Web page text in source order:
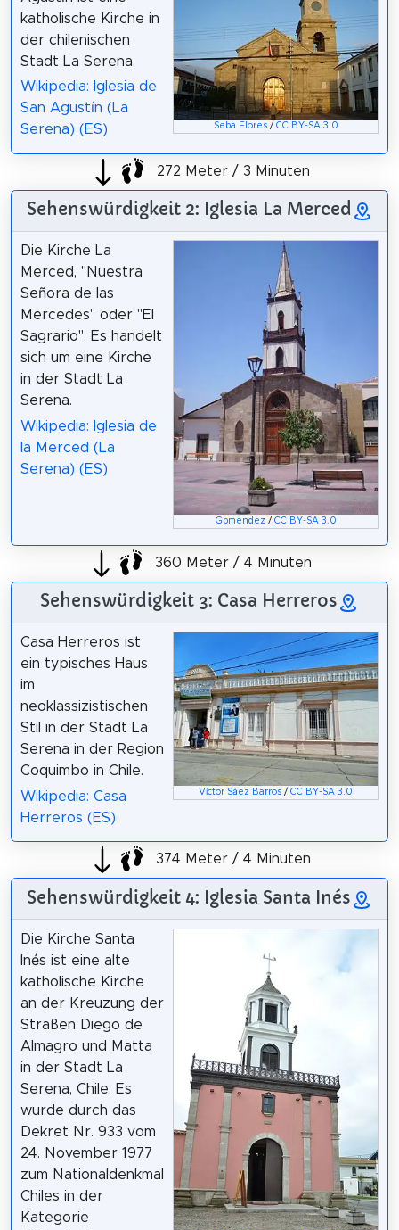
Seba Flores/ CC BY-SA 3.0
katholische Kirche in
der chilenischen
Stadt La Serena.
Wikipedia: Iglesia de
San Agustín (La
Serena) (ES)
272 Meter / 3 Minuten
Sehenswürdigkeit 2: Iglesia La Merced
Gbmendez / CC BY-SA 3.0
Die Kirche La
Merced, "Nuestra
Señora de las
Mercedes" oder "El
Sagrario". Es handelt
sich um eine Kirche
in der Stadt La
Serena.
Wikipedia: Iglesia de
la Merced (La
Serena) (ES)
360 Meter / 4 Minuten
Sehenswürdigkeit 3: Casa Herreros
Víctor Sáez Barros /CC BY-SA 3.0
Casa Herreros ist
ein typisches Haus
im
neoklassizistischen
Stil in der Stadt La
Serena in der Region
Coquimbo in Chile.
Wikipedia: Casa
Herreros (ES)
374 Meter / 4 Minuten
Sehenswürdigkeit 4: Iglesia Santa Inés
Die Kirche Santa
Inés ist eine alte
katholische Kirche
an der Kreuzung der
Straßen Diego de
Almagro und Matta
in der Stadt La
Serena, Chile. Es
wurde durch das
Dekret Nr. 933 vom
24. November 1977
zum Nationaldenkmal
Chiles in der
Kategorie